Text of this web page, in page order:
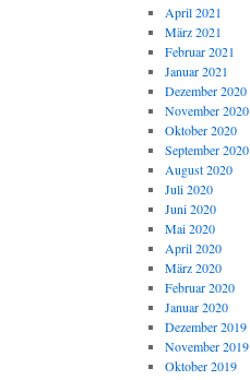
April 2021
März 2021
Februar 2021
Januar 2021
Dezember 2020
November 2020
Oktober 2020
September 2020
August 2020
Juli 2020
Juni 2020
Mai 2020
April 2020
März 2020
Februar 2020
Januar 2020
Dezember 2019
November 2019
Oktober 2019